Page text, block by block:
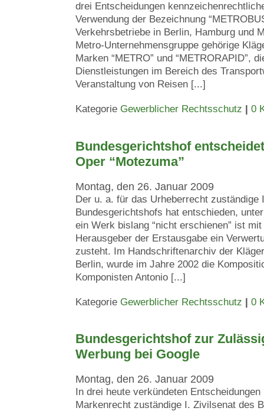
drei Entscheidungen
Verwendung der Bezeichnung
Verkehrsbetriebe in Berlin, Hamburg und
Metro-Unternehmensgruppe gehörige
Marken “METRO” und “METRORAPID”,
Dienstleistungen im Bereich des
Veranstaltung von Reisen [...]
Kategorie Gewerblicher Rechtsschutz | 0
Bundesgerichtshof
Oper “Motezuma”
Montag, den 26. Januar 2009
Der u. a. für das Urheberrecht zuständige
Bundesgerichtshofs hat entschieden,
ein Werk bislang “nicht erschienen” ist
Herausgeber der Erstausgabe ein
zusteht. Im Handschriftenarchiv der
Berlin, wurde im Jahre 2002 die
Komponisten Antonio [...]
Kategorie Gewerblicher Rechtsschutz | 0
Bundesgerichtshof zur
Werbung bei Google
Montag, den 26. Januar 2009
In drei heute verkündeten
Markenrecht zuständige I. Zivilsenat des